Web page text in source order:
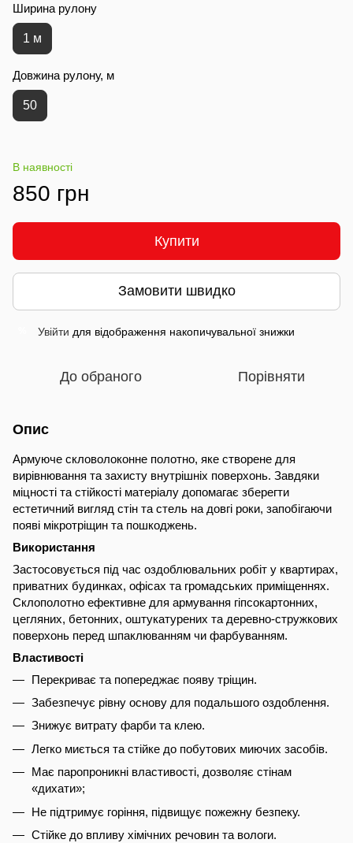
Ширина рулону
1 м
Довжина рулону, м
50
В наявності
850 грн
Купити
Замовити швидко
Увійти для відображення накопичувальної знижки
До обраного Порівняти
Опис
Армуюче скловолоконне полотно, яке створене для
вирівнювання та захисту внутрішніх поверхонь. Завдяки
міцності та стійкості матеріалу допомагає зберегти
естетичний вигляд стін та стель на довгі роки, запобігаючи
появі мікротріщин та пошкоджень.
Використання
Застосовується під час оздоблювальних робіт у квартирах,
приватних будинках, офісах та громадських приміщеннях.
Склополотно ефективне для армування гіпсокартонних,
цегляних, бетонних, оштукатурених та деревно-стружкових
поверхонь перед шпаклюванням чи фарбуванням.
Властивості
Перекриває та попереджає появу тріщин.
Забезпечує рівну основу для подальшого оздоблення.
Знижує витрату фарби та клею.
Легко миється та стійке до побутових миючих засобів.
Має паропроникні властивості, дозволяє стінам
«дихати»;
Не підтримує горіння, підвищує пожежну безпеку.
Стійке до впливу хімічних речовин та вологи.